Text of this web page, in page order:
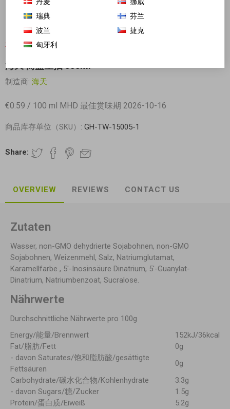
对不起-这个产品已经不再提供
海天 简盐生抽 500ml
制造商: 海天
€0.59 / 100 ml MHD 最佳赏味期 2026-10-16
商品库存单位（SKU）: GH-TW-15005-1
Share:
OVERVIEW REVIEWS CONTACT US
Zutaten
Wasser, non-GMO dehydrierte Sojabohnen, non-GMO
Sojabohnen, Weizenmehl, Salz, Natriumglutamat,
Karamellfarbe , 5′-Inosinsäure Dinatrium, 5′-Guanylat-
Dinatrium, Natriumbenzoat, Sucralose.
Nährwerte
Durchschnittliche Nährwerte pro 100g
Energy/能量/Brennwert
152kJ/36kcal
Fat/脂肪/Fett
0g
- davon Saturates/饱和脂肪酸/gesättigte
Fettsäuren
0g
Carbohydrate/碳水化合物/Kohlenhydrate
3.3g
- davon Sugars/糖/Zucker
1.5g
Protein/蛋白质/Eiweiß
5.2g
瑞典
芬兰
波兰
捷克
匈牙利